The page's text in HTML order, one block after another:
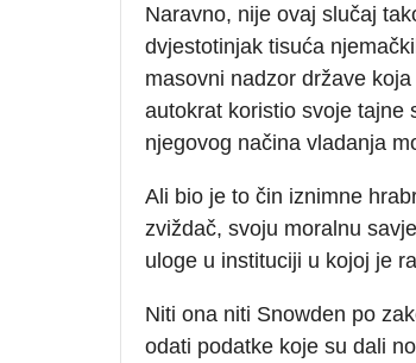
Naravno, nije ovaj slučaj
dvjestotinjak tisuća
masovni nadzor države
autokrat koristio svoje tajne
njegovog načina vladanja
Ali bio je to čin iznimne
zviždač, svoju moralnu
uloge u instituciji u kojoj je
Niti ona niti Snowden po
odati podatke koje su dali